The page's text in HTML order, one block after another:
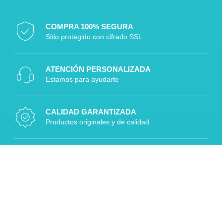
COMPRA 100% SEGURA
Sitio protegido con cifrado SSL
ATENCIÓN PERSONALIZADA
Estamos para ayudarte
CALIDAD GARANTIZADA
Productos originales y de calidad